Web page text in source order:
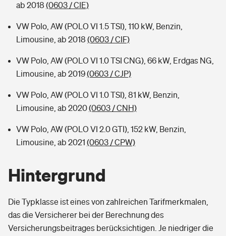
ab 2018 (0603 / CIE)
VW Polo, AW (POLO VI 1.5 TSI), 110 kW, Benzin,
Limousine, ab 2018 (0603 / CIF)
VW Polo, AW (POLO VI 1.0 TSI CNG), 66 kW, Erdgas NG,
Limousine, ab 2019(0603 / CJP)
VW Polo, AW (POLO VI 1.0 TSI), 81 kW, Benzin,
Limousine, ab 2020(0603 / CNH)
VW Polo, AW (POLO VI 2.0 GTI), 152 kW, Benzin,
Limousine, ab 2021 (0603 / CPW)
Hintergrund
Die Typklasse ist eines von zahlreichen Tarifmerkmalen,
das die Versicherer bei der Berechnung des
Versicherungsbeitrages berücksichtigen. Je niedriger die